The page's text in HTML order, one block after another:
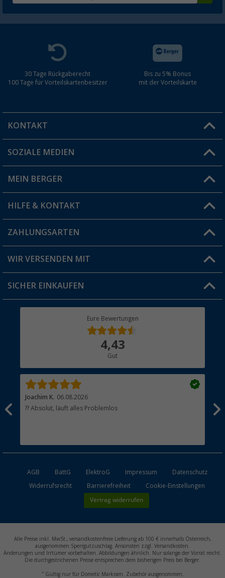
30 Tage Rückgaberecht
100 Tage für Vorteilskartenbesitzer
Bis zu 5% Bonus
mit der Vorteilskarte
KONTAKT
Du hast eine Frage?
Filiale finden
SOZIALE MEDIEN
MEIN BERGER
Vorteilskarte
Blog
Jobs & Karriere
HILFE & KONTAKT
FAQ & Kontakt
Versandinformationen
Rücksendung
ZAHLUNGSARTEN
WIR VERSENDEN MIT
SICHER EINKAUFEN
Eure Bewertungen
4,43
Gut
Joachim K. 06.08.2026
?? Absolut, läuft alles Problemlos
AGB BattG ElektroG Impressum
Datenschutz
Widerrufsrecht
Barrierefreiheit Cookie-Einstellungen
Vertrag widerrufen
Alle Preise inkl. MwSt., versandkostenfreie Lieferung ab 100 € innerhalb Österreich,
ausgenommen Sperrgutzuschlag. Ansonsten zzgl. Versandkosten.
Änderungen und Irrtümer vorbehalten. Abbildungen ähnlich. Nur solange der Vorrat reicht.
Die durchgestrichenen Preise entsprechen dem bisherigen Preis bei Berger.
*Gültig nur für Dometic Markisen. Zubehör ausgenommen.